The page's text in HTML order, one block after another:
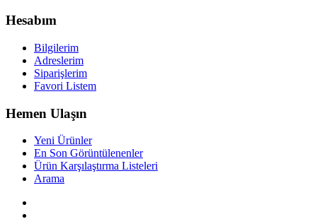
Hesabım
Bilgilerim
Adreslerim
Siparişlerim
Favori Listem
Hemen Ulaşın
Yeni Ürünler
En Son Görüntülenenler
Ürün Karşılaştırma Listeleri
Arama